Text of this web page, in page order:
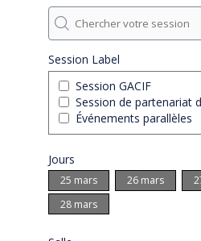
Session Label
Session GACIF
Session de partenariat
Événements parallèles
Jours
25 mars 26 mars
28 mars